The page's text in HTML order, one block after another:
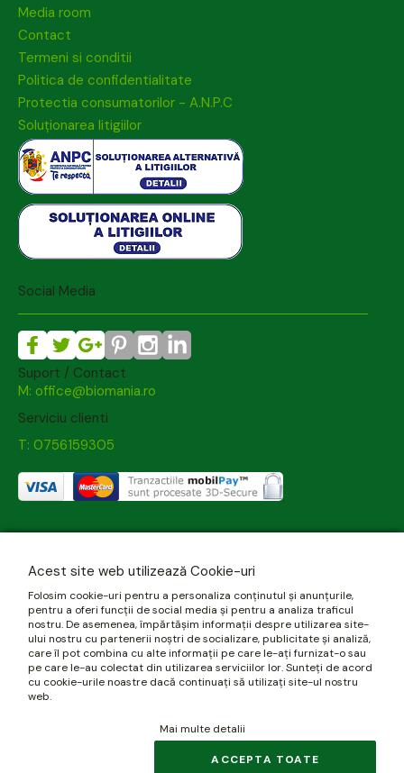
Media room
Contact
Termeni si conditii
Politica de confidentialitate
Protectia consumatorilor - A.N.P.C
Soluționarea litigiilor
Social Media
Suport / Contact
M: office@biomania.ro
Serviciu clienti
T: 0756159305
Acest site web utilizează Cookie-uri
Folosim cookie-uri pentru a personaliza conținutul și anunțurile,
pentru a oferi funcții de social media și pentru a analiza traficul
nostru. De asemenea, împărtășim informații despre utilizarea site-
ului nostru cu partenerii noștri de socializare, publicitate și analiză,
care îl pot combina cu alte informații pe care le-ați furnizat-o sau
pe care le-au colectat din utilizarea serviciilor lor. Sunteți de acord
cu cookie-urile noastre dacă continuați să utilizați site-ul nostru
web.
Mai multe detalii
ACCEPTA TOATE